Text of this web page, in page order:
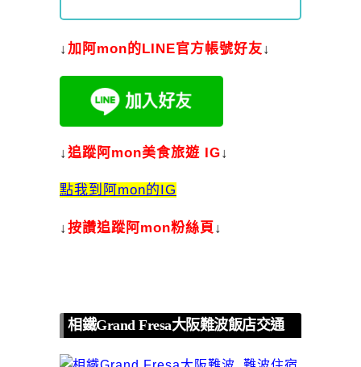
↓加 阿mon的LINE官方帳號好友↓
↓追蹤阿mon美食旅遊 IG↓
點我到阿mon的IG
↓按讚追蹤阿mon粉絲頁 ↓
相鐵Grand Fresa大阪難波飯店交通